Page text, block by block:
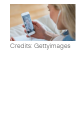
Credits: Gettyimages